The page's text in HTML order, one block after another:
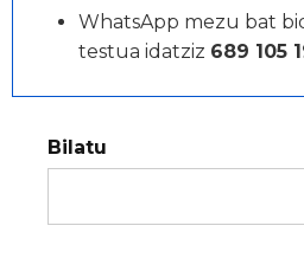
WhatsApp mezu bat
testua idatziz 689 105
Bilatu